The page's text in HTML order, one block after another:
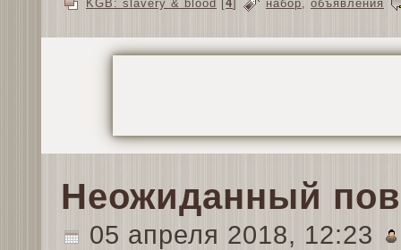
KGB: slavery & blood [4] набор объявления
Неожиданный
05 апреля 2018, 12:23